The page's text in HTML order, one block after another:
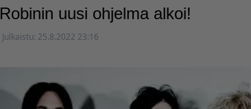
Robinin uusi ohjelma alkoi!
Julkaistu: 25.8.2022 23:16